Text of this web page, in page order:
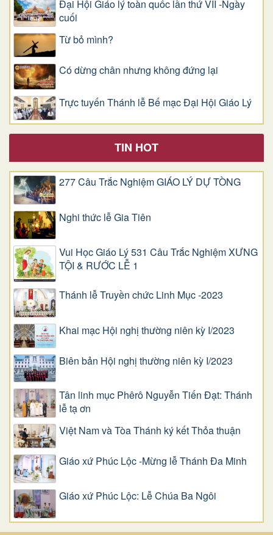
Đại Hội Giáo lý toàn quốc lần thứ VII -Ngày
cuối
Từ bỏ mình?
Có dừng chân nhưng không đứng lại
Trực tuyến Thánh lễ Bế mạc Đại Hội Giáo Lý
TIN HOT
277 Câu Trắc Nghiệm GIÁO LÝ DỰ TÒNG
Nghi thức lễ Gia Tiên
Vui Học Giáo Lý 531 Câu Trắc Nghiệm XƯNG
TỘI & RƯỚC LỄ 1
Thánh lễ Truyền chức Linh Mục -2023
Khai mạc Hội nghị thường niên kỳ I/2023
Biên bản Hội nghị thường niên kỳ I/2023
Tân linh mục Phêrô Nguyễn Tiến Đạt: Thánh
lễ tạ ơn
Việt Nam và Tòa Thánh ký kết Thỏa thuận
Giáo xứ Phúc Lộc -Mừng lễ Thánh Đa Minh
Giáo xứ Phúc Lộc: Lễ Chúa Ba Ngôi